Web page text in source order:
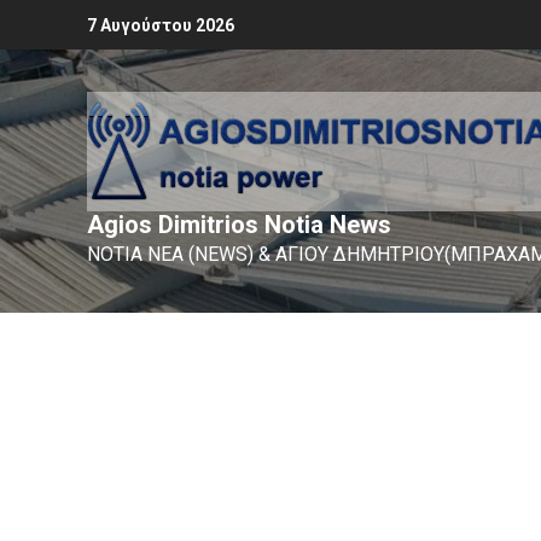
7 Αυγούστου 2026
Agios Dimitrios Notia News
ΝΟΤΙΑ ΝΕΑ (NEWS) & ΑΓΙΟΥ